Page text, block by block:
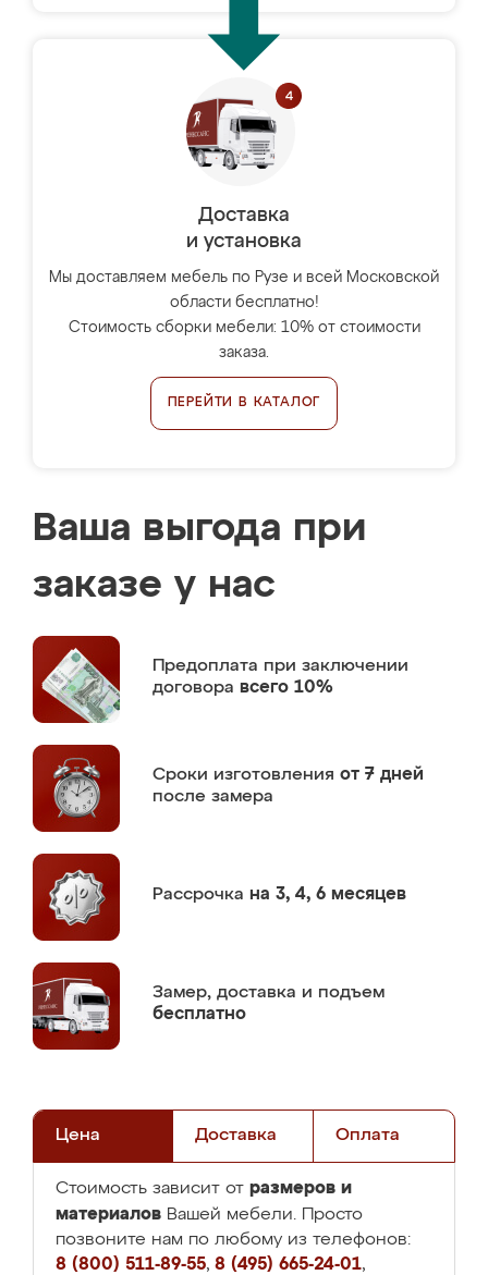
Доставка
и установка
Мы доставляем мебель по Рузе и всей Московской
области бесплатно!
Стоимость сборки мебели: 10% от стоимости
заказа.
ПЕРЕЙТИ В КАТАЛОГ
Ваша выгода при
заказе у нас
Предоплата при заключении
договора всего 10%
Сроки изготовления от 7 дней
после замера
Рассрочка на 3, 4, 6 месяцев
Замер, доставка и подъем
бесплатно
Цена Доставка Оплата
Стоимость зависит от размеров и
материалов Вашей мебели. Просто
позвоните нам по любому из телефонов:
8 (800) 511-89-55, 8 (495) 665-24-01,